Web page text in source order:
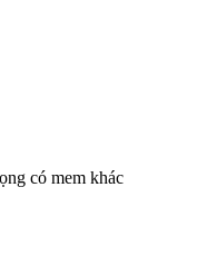
có mem khác